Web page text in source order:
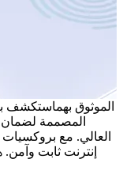
وكلاء مركز البيانات Hawaii الموثوق بهماستكشف
العالي. مع بروكسيات
إنترنت ثابت وآمن.